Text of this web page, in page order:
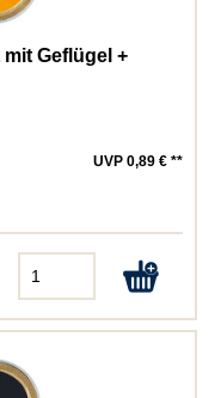
Geflügel +
UVP 0,89 € **